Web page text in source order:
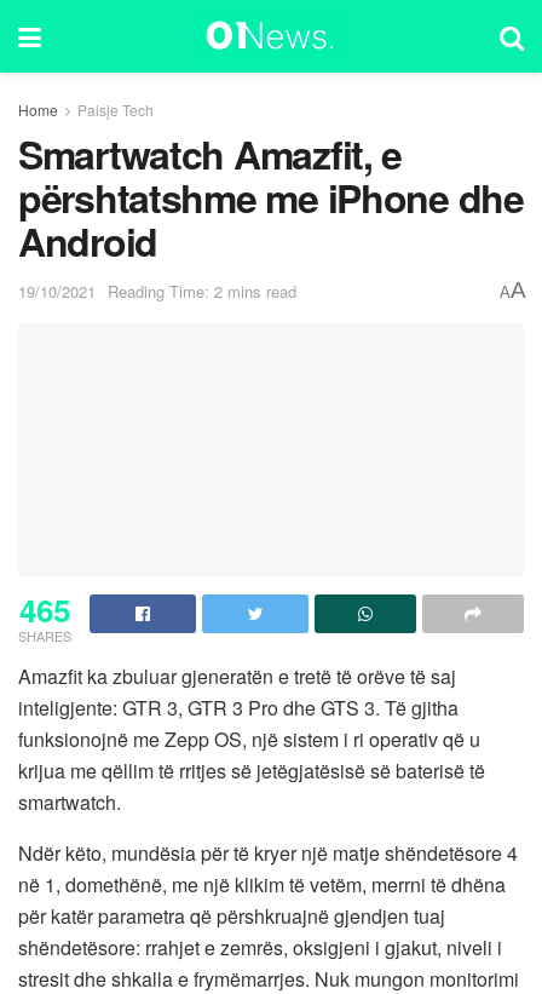
Home Paisje Tech
Smartwatch Amazfit, e
përshtatshme me iPhone dhe
Android
19/10/2021 Reading Time: 2 mins read AA
465
SHARES
Amazfit ka zbuluar gjeneratën e tretë të orëve të saj
inteligjente: GTR 3, GTR 3 Pro dhe GTS 3. Të gjitha
funksionojnë me Zepp OS, një sistem i ri operativ që u
krijua me qëllim të rritjes së jetëgjatësisë së baterisë të
smartwatch.
Ndër këto, mundësia për të kryer një matje shëndetësore 4
në 1, domethënë, me një klikim të vetëm, merrni të dhëna
për katër parametra që përshkruajnë gjendjen tuaj
shëndetësore: rrahjet e zemrës, oksigjeni i gjakut, niveli i
stresit dhe shkalla e frymëmarrjes. Nuk mungon monitorimi